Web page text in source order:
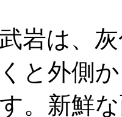
岩は、灰
と外側
。新鮮